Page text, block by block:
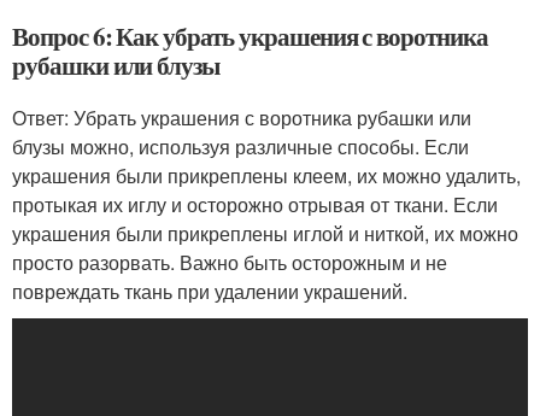
Вопрос 6: Как убрать украшения с воротника
рубашки или блузы
Ответ: Убрать украшения с воротника рубашки или
блузы можно, используя различные способы. Если
украшения были прикреплены клеем, их можно удалить,
протыкая их иглу и осторожно отрывая от ткани. Если
украшения были прикреплены иглой и ниткой, их можно
просто разорвать. Важно быть осторожным и не
повреждать ткань при удалении украшений.